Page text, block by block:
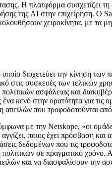
Η πλατφόρμα συσχετίζει
της AI στην επιχείρηση. Ο
χειροκίνητα, με τα
διοχετεύει την κίνηση
στις συσκευές των τελικών
ασφάλειας και
κενό στην ορατότητα για
απειλών που τροφοδοτούνται
με την Netskope, «οι
ποιος έχει πρόσβαση και
δεδομένων που τις
σε πραγματικό χρόνο.
και να διασφαλίσουν την